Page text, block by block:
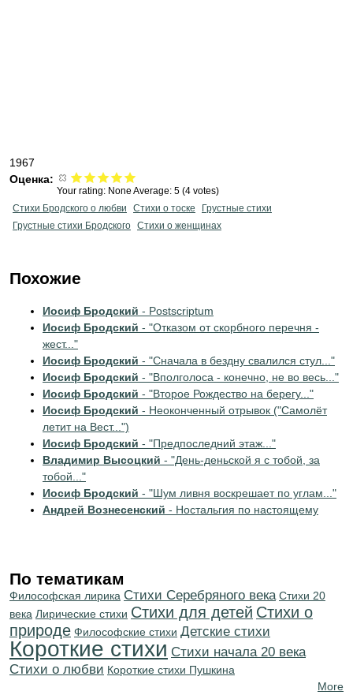
1967
Оценка:
Your rating: None Average: 5 (4 votes)
Стихи Бродского о любви
Стихи о тоске
Грустные стихи
Грустные стихи Бродского Стихи о женщинах
Похожие
Иосиф Бродский - Postscriptum
Иосиф Бродский - "Отказом от скорбного перечня -
жест..."
Иосиф Бродский - "Сначала в бездну свалился стул..."
Иосиф Бродский - "Вполголоса - конечно, не во весь..."
Иосиф Бродский - "Второе Рождество на берегу..."
Иосиф Бродский - Неоконченный отрывок ("Самолёт
летит на Вест...")
Иосиф Бродский - "Предпоследний этаж..."
Владимир Высоцкий - "День-деньской я с тобой, за
тобой..."
Иосиф Бродский - "Шум ливня воскрешает по углам..."
Андрей Вознесенский - Ностальгия по настоящему
По тематикам
Философская лирика Cтихи Серебряного века Стихи 20
века Лирические стихи Стихи для детей Стихи о
природе Философские стихи Детские стихи
Короткие стихи Cтихи начала 20 века
Стихи о любви Короткие стихи Пушкина
More